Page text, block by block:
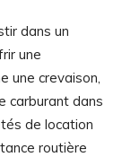
dans un
une
une crevaison,
carburant dans
de location
routière